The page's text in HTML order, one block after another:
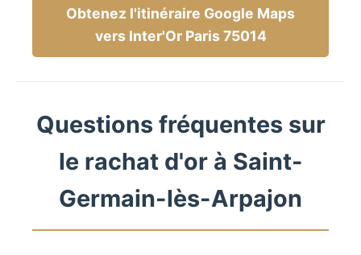
Obtenez l'itinéraire Google Maps
vers Inter'Or Paris 75014
Questions fréquentes sur
le rachat d'or à Saint-
Germain-lès-Arpajon